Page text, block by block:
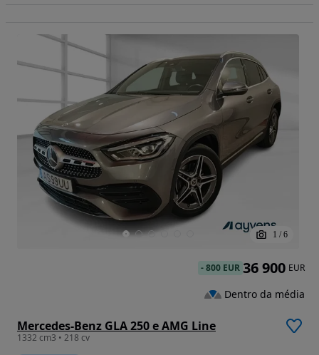
1 / 6
Mercedes-Benz GLA 250 e AMG Line
1332 cm3 • 218 cv
-800 EUR 36 900 EUR
Dentro da média